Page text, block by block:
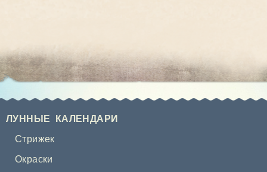
ЛУННЫЕ КАЛЕНДАРИ
Стрижек
Окраски